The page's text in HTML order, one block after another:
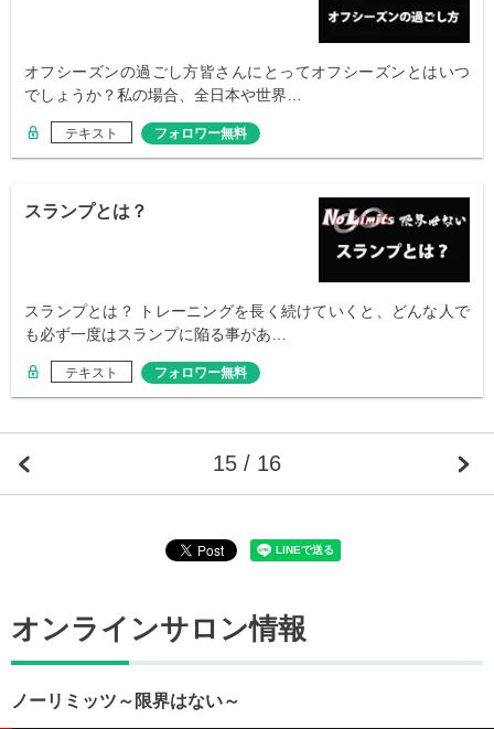
オフシーズンの過ごし方皆さんにとってオフシーズンとはいつ
でしょうか？私の場合、全日本や世界…
テキスト フォロワー無料
スランプとは？
スランプとは？ トレーニングを長く続けていくと、どんな人で
も必ず一度はスランプに陥る事があ…
テキスト フォロワー無料
15 / 16
オンラインサロン情報
ノーリミッツ～限界はない～